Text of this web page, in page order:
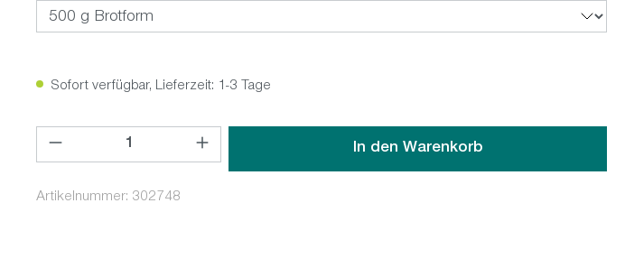
Sofort verfügbar, Lieferzeit: 1-3 Tage
Produkt Anzahl: Gib den gewünschten Wert ein oder benutze die Schaltflächen um die
In den Warenkorb
Artikelnummer: 302748